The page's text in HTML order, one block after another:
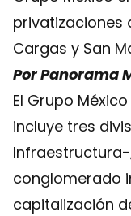
privatizaciones
Cargas y San
Por Panorama
El Grupo
incluye tres
conglomerado
capitalización